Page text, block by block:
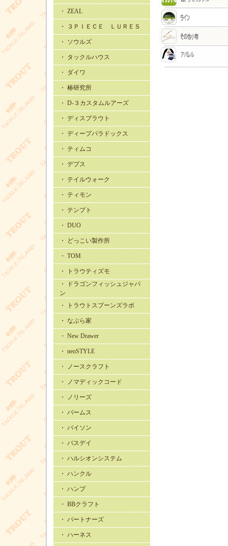
・ ZEAL
・ ３ＰＩＥＣＥ ＬＵＲＥＳ
・ ソウルズ
・ タックルハウス
・ ダイワ
・ 椿研究所
・ D-３カスタムルアーズ
・ ディスプラウト
・ ディープパラドックス
・ ティムコ
・ デプス
・ テイルウォーク
・ ティモン
・ テンプト
・ DUO
・ どっこい製作所
・ TOM
・ トラウティズモ
・ ドラゴンフィッシュジャパ
ン
・ トラウトスプーンズラボ
・ なぶら家
・ New Drawer
・ neoSTYLE
・ ノースクラフト
・ ノマディックコード
・ ノリーズ
・ パームス
・ バイソン
・ バスデイ
・ ハルシオンシステム
・ ハンクル
・ ハンプ
・ BBクラフト
・ パートナーズ
・ ハーネス